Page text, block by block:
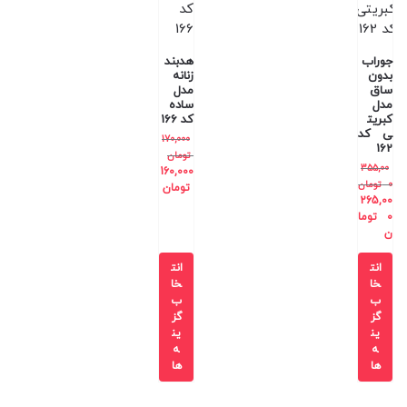
جوراب
بدون
ساق
مدل
کبریت
ی کد
162
355,00
0 تومان
265,00
0
توما
ن
انت
خا
ب
گز
ین
ه
ها
هدبند
زنانه
مدل
ساده
کد 166
170,000
تومان
160,000
تومان
انت
خا
ب
گز
ین
ه
ها